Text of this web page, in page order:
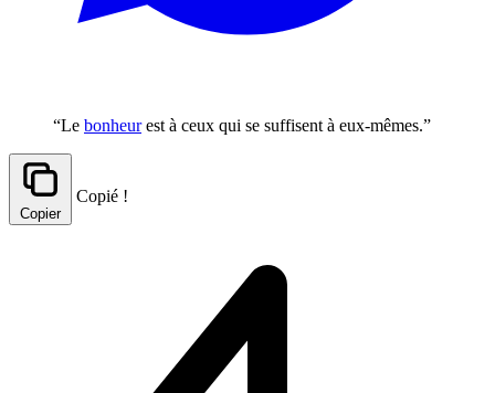
“Le bonheurest à ceux qui se suffisent à eux-mêmes.”
Copier
Copié !